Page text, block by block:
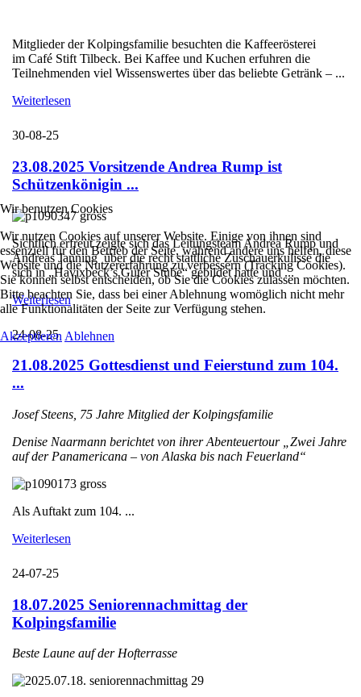
Mitglieder der Kolpingsfamilie besuchten die Kaffeerösterei
im Café Stift Tilbeck. Bei Kaffee und Kuchen erfuhren die
Teilnehmenden viel Wissenswertes über das beliebte Getränk – ...
Weiterlesen
30-08-25
23.08.2025 Vorsitzende Andrea Rump ist
Schützenkönigin ...
Sichtlich erfreut zeigte sich das Leitungsteam Andrea Rump und
Andreas Janning über die recht stattliche Zuschauerkulisse die
sich in „Havixbeck’s Guter Stube“ gebildet hatte und ...
Weiterlesen
24-08-25
21.08.2025 Gottesdienst und Feierstund zum 104.
...
Josef Steens, 75 Jahre Mitglied der Kolpingsfamilie
Denise Naarmann berichtet von ihrer Abenteuertour „Zwei Jahre
auf der Panamericana – von Alaska bis nach Feuerland“
Als Auftakt zum 104. ...
Weiterlesen
24-07-25
18.07.2025 Seniorennachmittag der
Kolpingsfamilie
Beste Laune auf der Hofterrasse
Wir benutzen Cookies
Wir nutzen Cookies auf unserer Website. Einige von ihnen sind
essenziell für den Betrieb der Seite, während andere uns helfen, diese
Website und die Nutzererfahrung zu verbessern (Tracking Cookies).
Sie können selbst entscheiden, ob Sie die Cookies zulassen möchten.
Bitte beachten Sie, dass bei einer Ablehnung womöglich nicht mehr
alle Funktionalitäten der Seite zur Verfügung stehen.
Akzeptieren Ablehnen